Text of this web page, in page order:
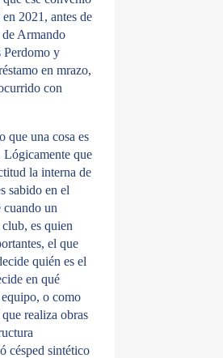
2021, antes de
de Armando
Perdomo y
en mrazo,
con
que una cosa es
que
la interna de
sabido en el
un
es quien
el que
quién es el
en qué
o como
realiza obras
césped sintético